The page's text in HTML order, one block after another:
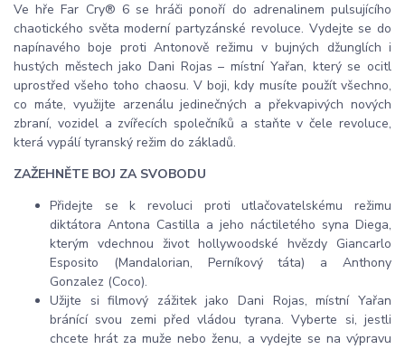
Ve hře Far Cry® 6 se hráči ponoří do adrenalinem pulsujícího
chaotického světa moderní partyzánské revoluce. Vydejte se do
napínavého boje proti Antonově režimu v bujných džunglích i
hustých městech jako Dani Rojas – místní Yařan, který se ocitl
uprostřed všeho toho chaosu. V boji, kdy musíte použít všechno,
co máte, využijte arzenálu jedinečných a překvapivých nových
zbraní, vozidel a zvířecích společníků a staňte v čele revoluce,
která vypálí tyranský režim do základů.
ZAŽEHNĚTE BOJ ZA SVOBODU
Přidejte se k revoluci proti utlačovatelskému režimu
diktátora Antona Castilla a jeho náctiletého syna Diega,
kterým vdechnou život hollywoodské hvězdy Giancarlo
Esposito (Mandalorian, Perníkový táta) a Anthony
Gonzalez (Coco).
Užijte si filmový zážitek jako Dani Rojas, místní Yařan
bránící svou zemi před vládou tyrana. Vyberte si, jestli
chcete hrát za muže nebo ženu, a vydejte se na výpravu